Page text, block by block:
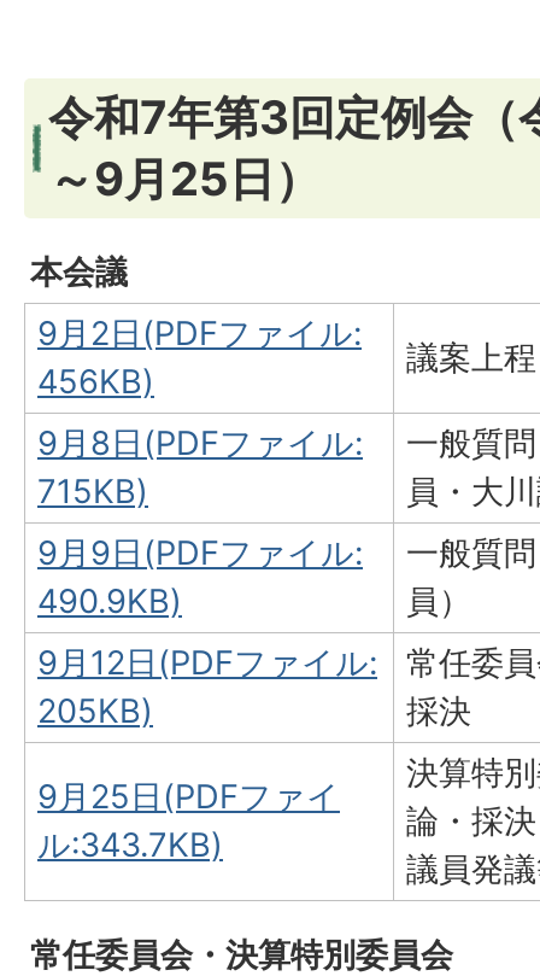
令和7年第3回定例会（
～9月25日）
本会議
9月2日(PDFファイル:
456KB)
議案上
9月8日(PDFファイル:
715KB)
一般質
員・大
9月9日(PDFファイル:
490.9KB)
一般質
員）
9月12日(PDFファイル:
205KB)
常任委
採決
9月25日(PDFファイ
ル:343.7KB)
決算特
論・採決
議員発
常任委員会・決算特別委員会